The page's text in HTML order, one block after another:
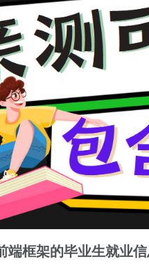
端框架的毕业生就业